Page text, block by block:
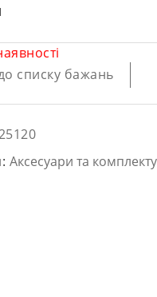
списку бажань
Аксесуари та